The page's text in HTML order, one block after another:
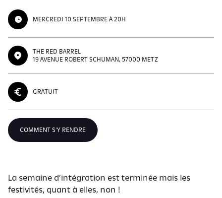
MERCREDI 10 SEPTEMBRE À 20H
THE RED BARREL
19 AVENUE ROBERT SCHUMAN, 57000 METZ
GRATUIT
COMMENT S'Y RENDRE
La semaine d’intégration est terminée mais les
festivités, quant à elles, non !